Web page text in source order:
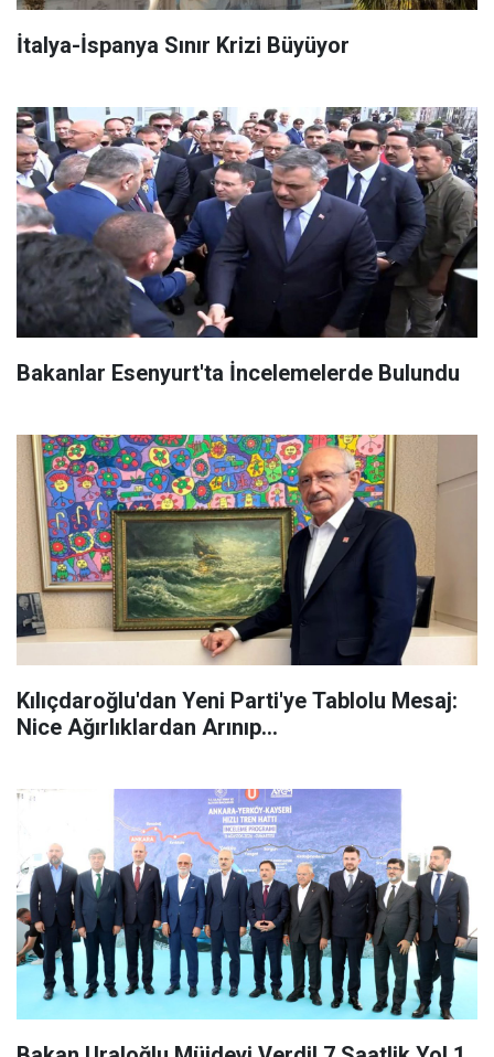
İtalya-İspanya Sınır Krizi Büyüyor
Bakanlar Esenyurt'ta İncelemelerde Bulundu
Kılıçdaroğlu'dan Yeni Parti'ye Tablolu Mesaj:
Nice Ağırlıklardan Arınıp...